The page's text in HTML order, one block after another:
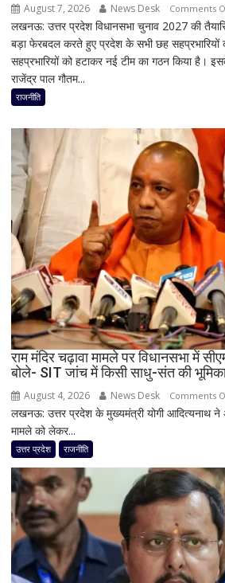
August 7, 2026 News Desk Comments
लखनऊ: उत्तर प्रदेश विधानसभा चुनाव 2027 की
बड़ा फेरबदल करते हुए प्रदेश के सभी छह सहप्रभारियों
सहप्रभारियों को हटाकर नई टीम का गठन किया है।
राजेंद्र पाल गौतम...
राजनीति
राम मंदिर चढ़ावा मामले पर विधानसभा में
बोले- SIT जांच में किसी साधु-संत की भूमिका
August 4, 2026 News Desk Comments
लखनऊ: उत्तर प्रदेश के मुख्यमंत्री योगी आदित्यनाथ ने
मामले को लेकर...
उत्तर प्रदेश राजनीति